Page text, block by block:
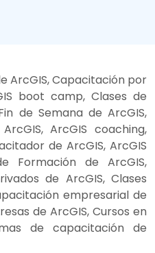
ArcGIS, Capacitación por
boot camp, Clases de
de Semana de ArcGIS,
ArcGIS coaching,
de ArcGIS, ArcGIS
Formación de ArcGIS,
de ArcGIS, Clases
empresarial de
de ArcGIS, Cursos en
de capacitación de